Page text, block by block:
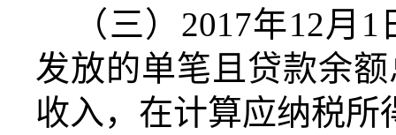
（三）2017年12月
发放的单笔且贷款余
收入，在计算应纳税所